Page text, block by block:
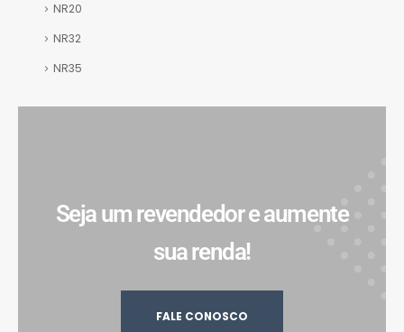
NR20
NR32
NR35
Seja um revendedor e aumente
sua renda!
FALE CONOSCO